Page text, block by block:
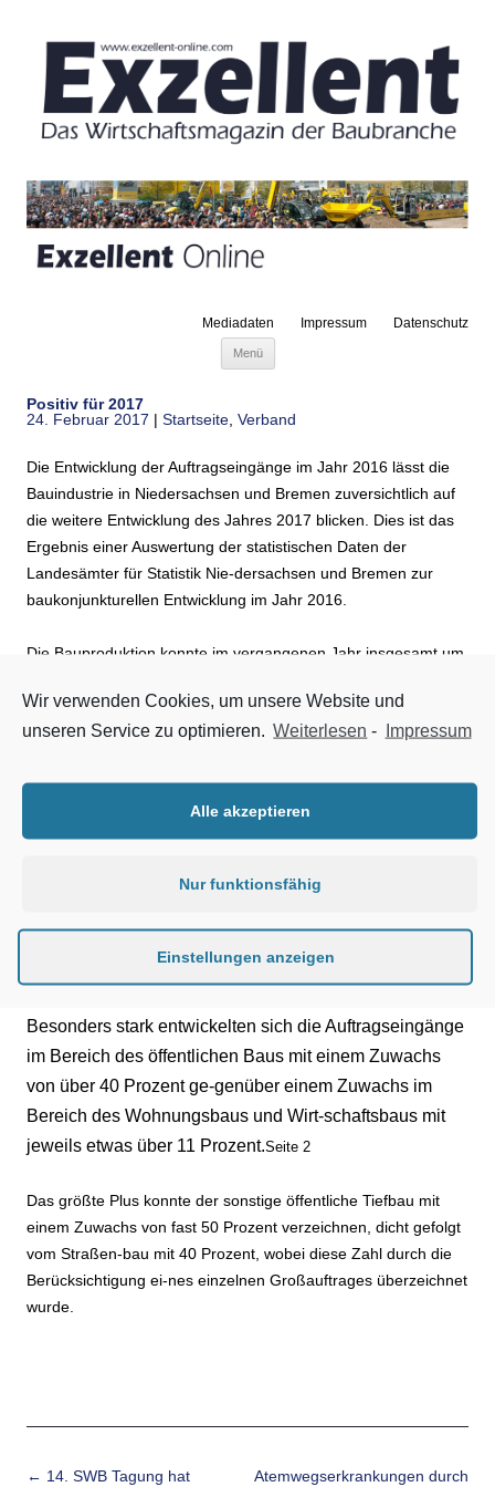
Mediadaten Impressum Datenschutz
Menü
Positiv für 2017
24. Februar 2017 | Startseite Verband
Die Entwicklung der Auftragseingänge im Jahr 2016 lässt die
Bauindustrie in Niedersachsen und Bremen zuversichtlich auf
die weitere Entwicklung des Jahres 2017 blicken. Dies ist das
Ergebnis einer Auswertung der statistischen Daten der
Landesämter für Statistik Nie-dersachsen und Bremen zur
baukonjunkturellen Entwicklung im Jahr 2016.
Die Bauproduktion konnte im vergangenen Jahr insgesamt um
gleichen Antei-le hatten. Lediglich im gewerblichen Hochbau
und sonstigen öffentli-chen Tiefbau war eine leicht negative
insbesondere der öffentliche Hochbau und der Wohnungsbau
konnten mit 7,9 bzw. 3,8 Prozent deutlich zulegen.
Auftragseingängen. Die-se konnten im Verbandsgebiet einen
Zuwachs im Bereich des Hochbaus dominie-rend war.
Besonders stark entwickelten sich die Auftragseingänge
im Bereich des öffentlichen Baus mit einem Zuwachs
von über 40 Prozent ge-genüber einem Zuwachs im
Bereich des Wohnungsbaus und Wirt-schaftsbaus mit
jeweils etwas über 11 Prozent.Seite 2
Das größte Plus konnte der sonstige öffentliche Tiefbau mit
einem Zuwachs von fast 50 Prozent verzeichnen, dicht gefolgt
vom Straßen-bau mit 40 Prozent, wobei diese Zahl durch die
Berücksichtigung ei-nes einzelnen Großauftrages überzeichnet
wurde.
Beitrags-Navigation
← 14. SWB Tagung hat Atemwegserkrankungen durch
Wir verwenden Cookies, um unsere Website und
unseren Service zu optimieren. Weiterlesen - Impressum
Alle akzeptieren
Nur funktionsfähig
Einstellungen anzeigen